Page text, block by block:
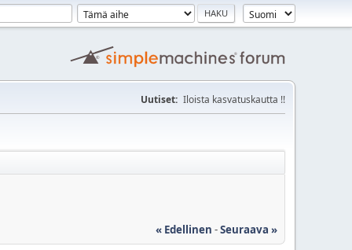
Uutiset: Iloista kasvatuskautta !!
« Edellinen -Seuraava »